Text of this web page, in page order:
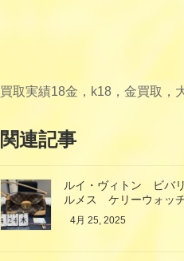
買取実績18金，k18，金買取，
関連記事
ルイ・ヴィトン ビ
ルメス ケリーウォ
4月 25, 2025